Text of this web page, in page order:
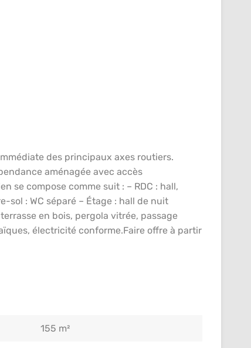
des principaux axes routiers.
aménagée avec accès
se compose comme suit : – RDC : hall,
sol : WC séparé – Étage : hall de nuit
en bois, pergola vitrée, passage
électricité conforme.Faire offre à partir
155 m²